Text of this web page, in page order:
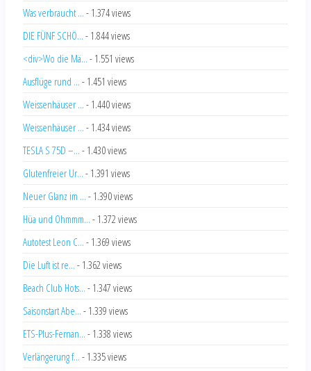
Was verbraucht ... - 1.374 views
DIE FÜNF SCHÖ... - 1.844 views
<div>Wo die Mä... - 1.551 views
Ausflüge rund ... - 1.451 views
Weissenhäuser ... - 1.440 views
Weissenhäuser ... - 1.434 views
TESLA S 75D –... - 1.430 views
Glutenfreier Ur... - 1.391 views
Neuer Glanz im ... - 1.390 views
Hüa und Ohmmm... - 1.372 views
Autotest Leon C... - 1.369 views
Die Luft ist re... - 1.362 views
Beach Club Hots... - 1.347 views
Saisonstart Abe... - 1.339 views
ETS-Plus-Fernan... - 1.338 views
Verlängerung f... - 1.335 views